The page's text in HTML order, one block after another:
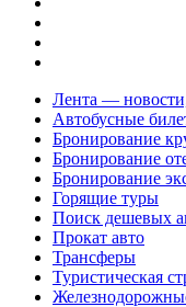
Лента —
Автобусные
Бронирование
Бронирование
Бронирование
Горящие туры
Поиск дешевых
Прокат авто
Трансферы
Туристическая